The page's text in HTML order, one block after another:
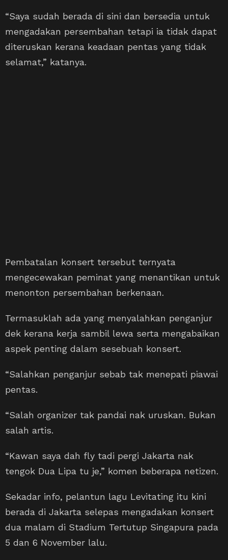
“Saya sudah berada di sini dan bersedia untuk
mengadakan persembahan tetapi ia tidak dapat
diteruskan kerana keadaan pentas yang tidak
selamat,” katanya.
Pembatalan konsert tersebut ternyata
mengecewakan peminat yang menantikan untuk
menonton persembahan berkenaan.
Termasuklah ada yang menyalahkan penganjur
dek kerana kerja sambil lewa serta mengabaikan
aspek penting dalam sesebuah konsert.
“Salahkan penganjur sebab tak menepati piawai
pentas.
“Salah organizer tak pandai nak uruskan. Bukan
salah artis.
“Kawan saya dah fly tadi pergi Jakarta nak
tengok Dua Lipa tu je,” komen beberapa netizen.
Sekadar info, pelantun lagu Levitating itu kini
berada di Jakarta selepas mengadakan konsert
dua malam di Stadium Tertutup Singapura pada
5 dan 6 November lalu.